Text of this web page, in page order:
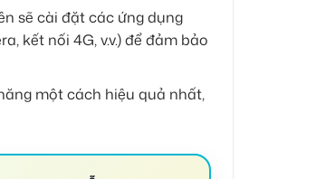
sẽ cài đặt các ứng dụng
kết nối 4G, v.v.) để đảm bảo
một cách hiệu quả nhất,